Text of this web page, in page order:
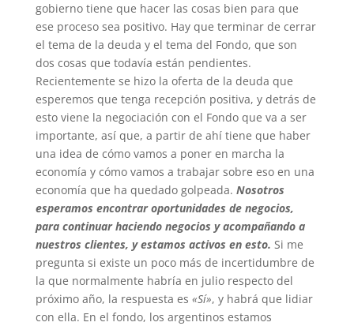
gobierno tiene que hacer las cosas bien para que
ese proceso sea positivo. Hay que terminar de cerrar
el tema de la deuda y el tema del Fondo, que son
dos cosas que todavía están pendientes.
Recientemente se hizo la oferta de la deuda que
esperemos que tenga recepción positiva, y detrás de
esto viene la negociación con el Fondo que va a ser
importante, así que, a partir de ahí tiene que haber
una idea de cómo vamos a poner en marcha la
economía y cómo vamos a trabajar sobre eso en una
economía que ha quedado golpeada. Nosotros
esperamos encontrar oportunidades de negocios,
para continuar haciendo negocios y acompañando a
nuestros clientes, y estamos activos en esto. Si me
pregunta si existe un poco más de incertidumbre de
la que normalmente habría en julio respecto del
próximo año, la respuesta es «Sí», y habrá que lidiar
con ella. En el fondo, los argentinos estamos